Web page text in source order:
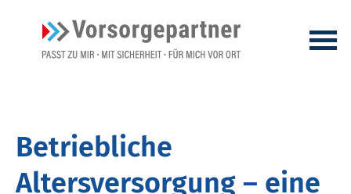
Betriebliche
Altersversorgung – eine